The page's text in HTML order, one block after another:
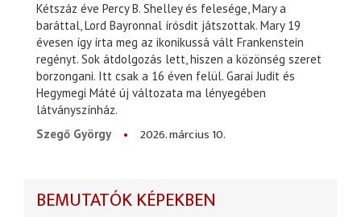
Kétszáz éve Percy B. Shelley és felesége, Mary a
baráttal, Lord Bayronnal írósdit játszottak. Mary 19
évesen így írta meg az ikonikussá vált Frankenstein
regényt. Sok átdolgozás lett, hiszen a közönség szeret
borzongani. Itt csak a 16 éven felül. Garai Judit és
Hegymegi Máté új változata ma lényegében
látványszínház.
Szegő György
2026. március 10.
BEMUTATÓK KÉPEKBEN